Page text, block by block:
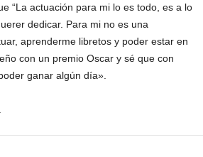
“La actuación para mi lo es todo, es a lo
dedicar. Para mi no es una
aprenderme libretos y poder estar en
con un premio Oscar y sé que con
ganar algún día».